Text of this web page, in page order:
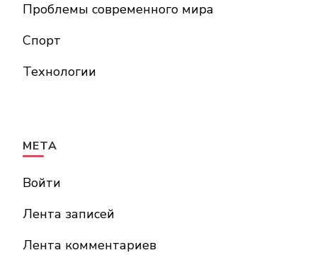
Проблемы современного мира
Спорт
Технологии
МЕТА
Войти
Лента записей
Лента комментариев